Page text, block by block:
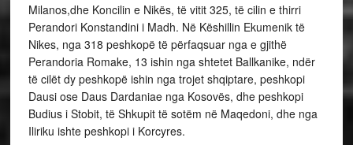
Milanos,dhe Koncilin e Nikës, të vitit 325, të cilin e thirri
Perandori Konstandini i Madh. Në Këshillin Ekumenik të
Nikes, nga 318 peshkopë të përfaqsuar nga e gjithë
Perandoria Romake, 13 ishin nga shtetet Ballkanike, ndër
të cilët dy peshkopë ishin nga trojet shqiptare, peshkopi
Dausi ose Daus Dardaniae nga Kosovës, dhe peshkopi
Budius i Stobit, të Shkupit të sotëm në Maqedoni, dhe nga
Iliriku ishte peshkopi i Korcyres.